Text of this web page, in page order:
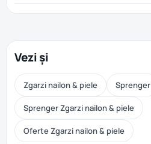
Vezi și
Zgarzi nailon & piele Sprenger
Sprenger Zgarzi nailon & piele
Oferte Zgarzi nailon & piele